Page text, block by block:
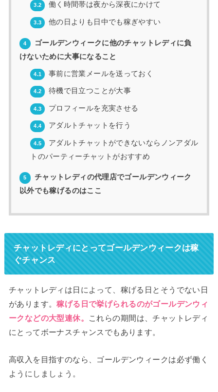
3.2 働く時間帯は夜から深夜にかけて
3.3 他の日よりも日中でも稼ぎやすい
4
ゴールデンウィークに他のチャットレディに負
けないために大事になること
4.1 事前に営業メールを送っておく
4.2 待機で目立つことが大事
4.3 プロフィールを充実させる
4.4 アダルトチャットを行う
4.5
アダルトチャットができないならノンアダル
トのパーティーチャットがおすすめ
5
チャットレディの代理店でゴールデンウィーク
以外でも稼げるのはここ
チャットレディにとってゴールデンウィークは稼
ぐチャンス
チャットレディは日によって、稼げる日とそうでない日
があります。稼げる日で挙げられるのがゴールデンウィ
ークなどの大型連休。
これらの期間は、チャットレディ
にとってボーナスチャンスでもあります。
高収入を目指すのなら、ゴールデンウィークは必ず働く
ようにしましょう。